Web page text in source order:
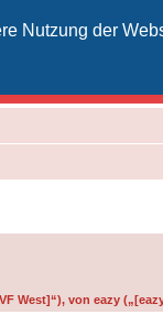
Nutzung der
West]“), von eazy